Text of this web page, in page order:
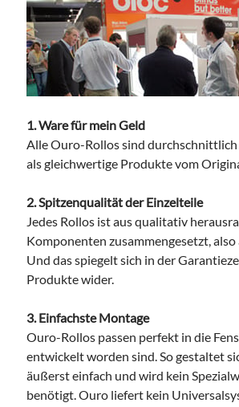
1. Ware für mein Geld
Alle Ouro-Rollos sind
als gleichwertige Produkte vom
2. Spitzenqualität der Einzelteile
Jedes Rollos ist aus qualitativ
Komponenten zusammengesetzt,
Und das spiegelt sich in der
Produkte wider.
3. Einfachste Montage
Ouro-Rollos passen perfekt in die
entwickelt worden sind. So gestaltet
äußerst einfach und wird kein
benötigt. Ouro liefert kein